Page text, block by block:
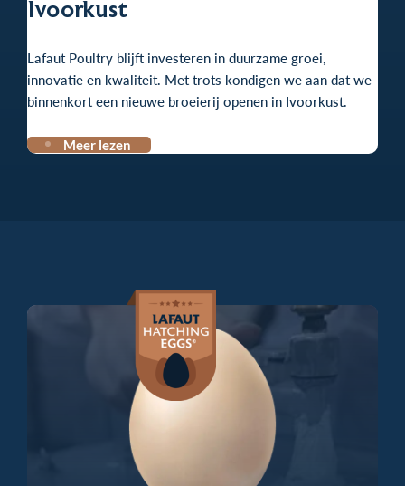
Ivoorkust
Lafaut Poultry blijft investeren in duurzame groei,
innovatie en kwaliteit. Met trots kondigen we aan dat we
binnenkort een nieuwe broeierij openen in Ivoorkust.
Meer lezen